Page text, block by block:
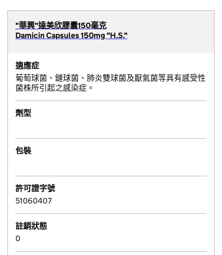
"華興"達美欣膠囊150毫克
Damicin Capsules 150mg "H.S."
適應症
葡萄球菌、鏈球菌、肺炎雙球菌及厭氣菌等具有感受性
菌株所引起之感染症。
劑型
包裝
許可證字號
51060407
註銷狀態
0